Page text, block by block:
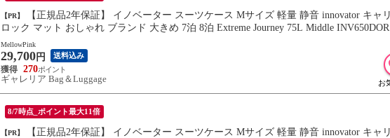
【PR】
ロック マット おしゃれ ブランド 大きめ 7泊 8泊 Extreme Journey 75L Middle INV650DOR
MellowPink
29,700 円 送料込み
270
ギャレリア Bag＆Luggage
8/7時点_ポイント最大11倍
【PR】